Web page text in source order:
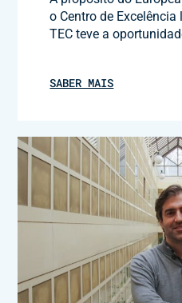
o Centro de Excelência
TEC teve a
SABER MAIS